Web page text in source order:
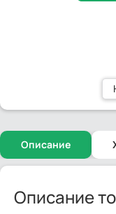
Описание
Описание